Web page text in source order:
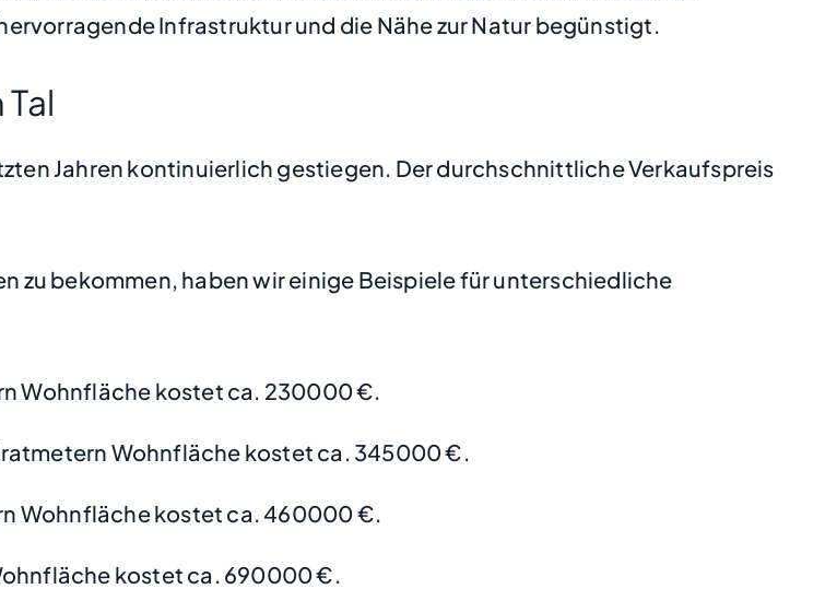
Infrastruktur und die Nähe zur Natur begünstigt.
Jahren kontinuierlich gestiegen. Der durchschnittliche Verkaufspreis
zu bekommen, haben wir einige Beispiele für unterschiedliche
Wohnfläche kostet ca. 230000 €.
Wohnfläche kostet ca. 345000 €.
Wohnfläche kostet ca. 460000 €.
kostet ca. 690000 €.